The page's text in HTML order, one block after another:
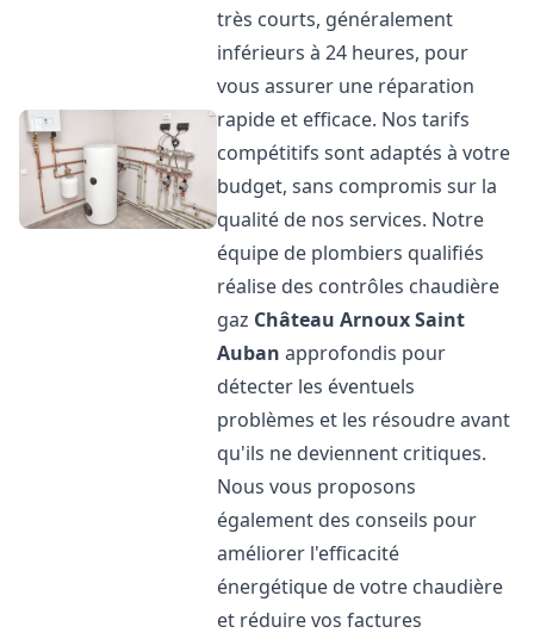
très courts, généralement
inférieurs à 24 heures, pour
vous assurer une réparation
rapide et efficace. Nos tarifs
compétitifs sont adaptés à votre
budget, sans compromis sur la
qualité de nos services. Notre
équipe de plombiers qualifiés
réalise des contrôles chaudière
gaz Château Arnoux Saint
Auban approfondis pour
détecter les éventuels
problèmes et les résoudre avant
qu'ils ne deviennent critiques.
Nous vous proposons
également des conseils pour
améliorer l'efficacité
énergétique de votre chaudière
et réduire vos factures